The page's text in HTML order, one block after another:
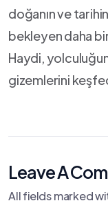
doğanın ve⁤
bekleyen⁢ daha
Haydi,
gizemlerini
Leave A
All fields marked